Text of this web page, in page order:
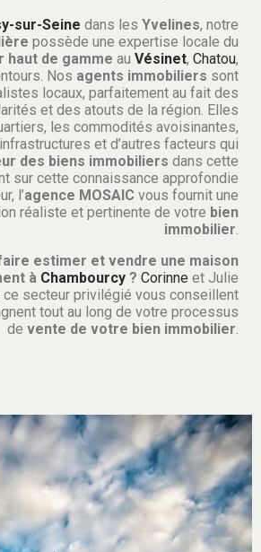
sur-Seine dans les Yvelines, notre
possède une expertise locale du
haut de gamme au Vésinet, Chatou,
Nos agents immobiliers sont
locaux, parfaitement au fait des
et des atouts de la région. Elles
les commodités avoisinantes,
et d’autres facteurs qui
des biens immobiliers dans cette
sur cette connaissance approfondie
l’agence MOSAIC vous fournit une
réaliste et pertinente de votre bien
immobilier.
estimer et vendre une maison
à Chambourcy ? Corinne et Julie
secteur privilégié vous conseillent
tout au long de votre processus
de vente de votre bien immobilier.